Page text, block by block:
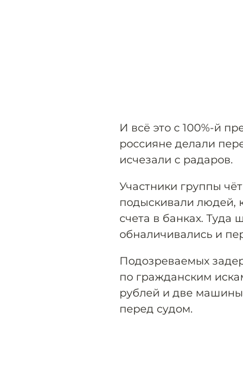
И всё это с 100%-й
россияне делали
исчезали с радаров.
Участники группы
подыскивали людей,
счета в банках. Туда
обналичивались и
Подозреваемых
по гражданским
рублей и две
перед судом.